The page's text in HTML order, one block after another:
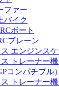
ファー
バイク
ボート
プレーン
エンジンス
トレーナー
コンパチブル）
トレーナー